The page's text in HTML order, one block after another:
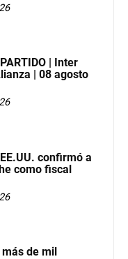
| Inter
| 08 agosto
confirmó a
como fiscal
de mil